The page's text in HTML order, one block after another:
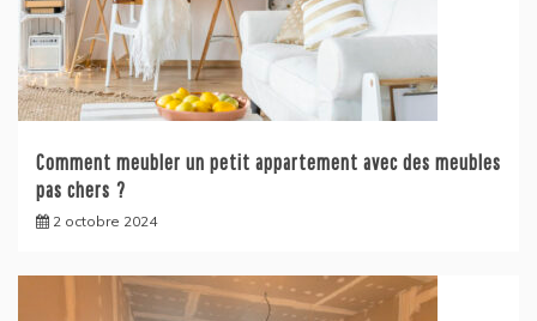
Comment meubler un petit appartement avec des meubles
pas chers ?
2 octobre 2024